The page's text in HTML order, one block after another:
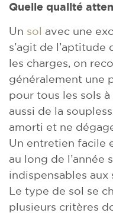
Quelle qualité
Un sol avec une
s’agit de
les charges, on
généralement une
pour tous les sols
aussi de la
amorti et ne
Un entretien facile
au long de l’année
indispensables aux
Le type de sol se
plusieurs critères